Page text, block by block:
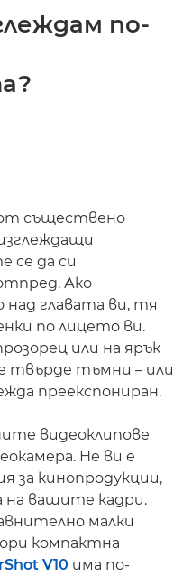
по-
съществено
се да си
Ако
главата ви, тя
по лицето ви.
или на ярък
твърде тъмни – или
преекспониран.
видеоклипове
Не ви е
за кинопродукции,
на вашите кадри.
малки
компактна
V10 има по-